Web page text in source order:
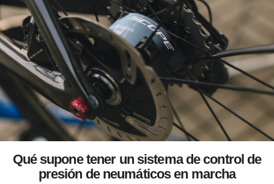
Qué supone tener un sistema de control de
presión de neumáticos en marcha